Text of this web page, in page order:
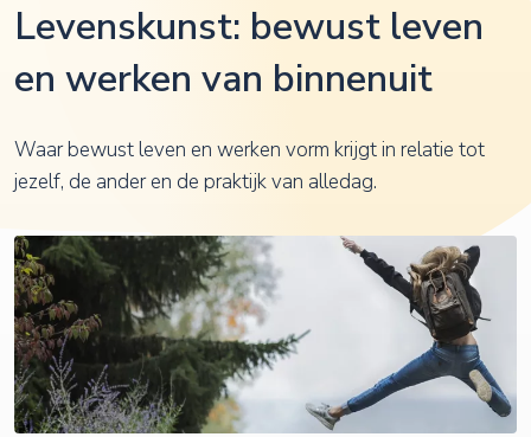
Levenskunst: bewust leven
en werken van binnenuit
Waar bewust leven en werken vorm krijgt in relatie tot
jezelf, de ander en de praktijk van alledag.